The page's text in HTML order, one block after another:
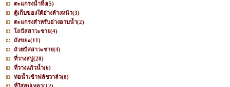
ตะแกรงน้ำทิ้ง(5)
ตู้เก็บของใต้อ่างล้างหน้า(3)
ตะแกรงสำหรับอ่างอาบน้ำ(2)
โถปัสสาวะชาย(4)
ถังขยะ(11)
ถ้วยปัสสาวะชาย(4)
ที่วางสบู่(20)
ที่วางแก้วน้ำ(6)
ท่อน้ำเข้าฟลัชวาล์ว(8)